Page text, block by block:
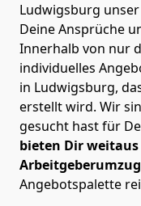
Ludwigsburg
Deine Ansprüche
Innerhalb von nur
individuelles
in Ludwigsburg,
erstellt wird. Wir
gesucht hast für
bieten Dir
Arbeitgeberumzug
Angebotspalette